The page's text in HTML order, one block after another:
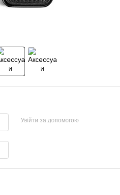
Увійти за допомогою